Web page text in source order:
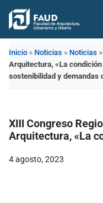
Saltar
contenido
Inicio » Noticias » Noticias »
Arquitectura, «La
sostenibilidad y demandas
XIII Congreso
Arquitectura, «La
4 agosto, 2023